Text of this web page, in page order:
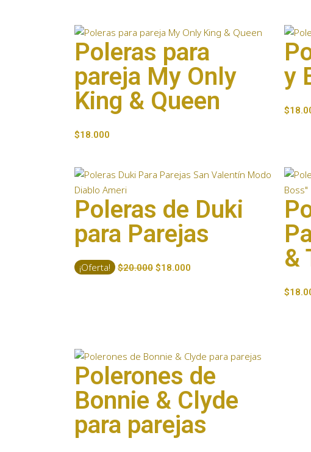
Poleras para
pareja My Only
King & Queen
$18.000
y
$
Poleras de Duki
para Parejas
¡Oferta! $20.000 $18.000
&
$
Polerones de
Bonnie & Clyde
para parejas